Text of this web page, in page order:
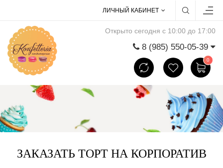
ЛИЧНЫЙ КАБИНЕТ
Открыто сегодня с 10:00 до 17:00
8 (985) 550-05-39
0
ЗАКАЗАТЬ ТОРТ НА КОРПОРАТИВ